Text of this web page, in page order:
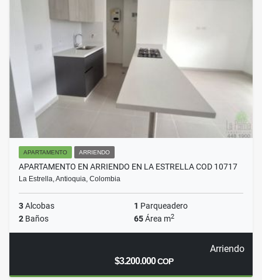
APARTAMENTO ARRIENDO
APARTAMENTO EN ARRIENDO EN LA ESTRELLA COD 10717
La Estrella, Antioquia, Colombia
3Alcobas 1 Parqueadero
2 Baños 65Área m2
Arriendo
$3.200.000COP